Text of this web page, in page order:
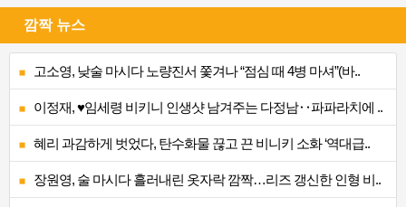
깜짝 뉴스
고소영, 낮술 마시다 노량진서 쫓겨나 “점심 때 4병 마셔”(바..
이정재, ♥임세령 비키니 인생샷 남겨주는 다정남‥파파라치에 ..
혜리 과감하게 벗었다, 탄수화물 끊고 끈 비니키 소화 ‘역대급..
장원영, 술 마시다 흘러내린 옷자락 깜짝…리즈 갱신한 인형 비..